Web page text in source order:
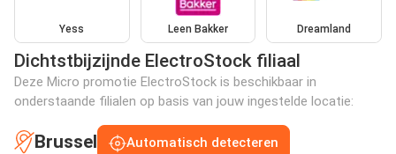
Yess Leen Bakker Dreamland
Dichtstbijzijnde ElectroStock filiaal
Deze Micro promotie ElectroStock is beschikbaar in
onderstaande filialen op basis van jouw ingestelde locatie:
Brussel Automatisch detecteren